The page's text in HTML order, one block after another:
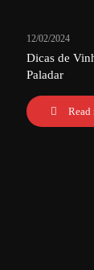
12/02/2024
Dicas de
Paladar
Read